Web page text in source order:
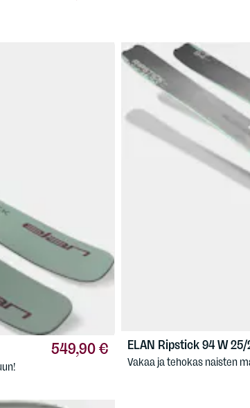
549,90 € ELAN Ripstick 94 W 25/
Vakaa ja tehokas naisten